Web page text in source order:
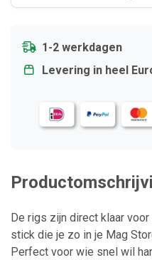
1-2 werkdagen
Levering in heel
De rigs zijn direct klaar
stick die je zo in je Mag
Perfect voor wie snel wil